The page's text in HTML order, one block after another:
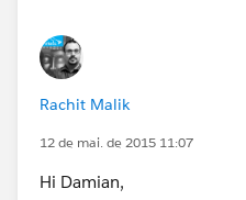
Rachit Malik
12 de mai. de 2015 11:07
Hi Damian,